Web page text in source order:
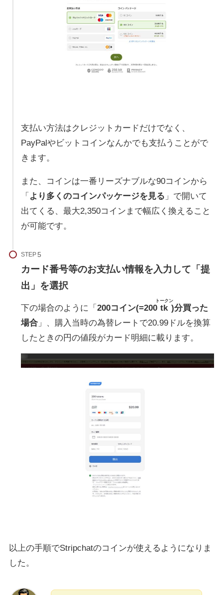
支払い方法はクレジットカードだけでなく、
PayPalやビットコインなんかでも支払うことがで
きます。
また、コインは一番リーズナブルな90コインから
「 より多くのコインパッケージを見る 」で開いて
出てくる、最大2,350コインまで幅広く換えること
が可能です。
STEP
カード番号等のお支払い情報を入力して「提
出」を選択
下の場合のように「 200コイン(=200 tk
トークン
)分買った
場合」、購入当時の為替レートで20.99ドルを換算
したときの円の値段がカード明細に載ります。
以上の手順でStripchatのコインが使えるようになりま
した。